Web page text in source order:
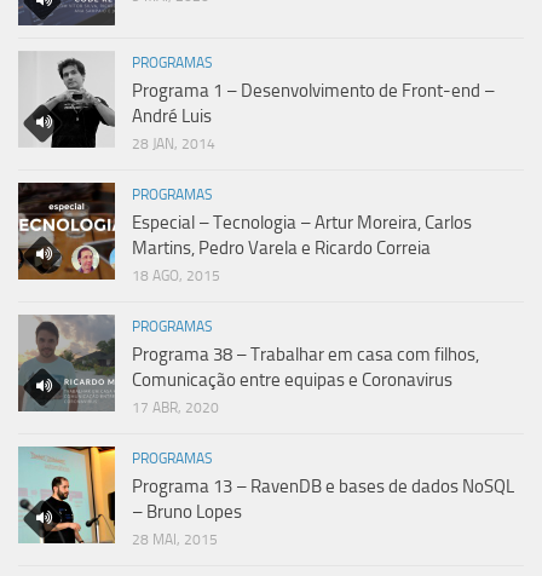
PROGRAMAS
Programa 1 – Desenvolvimento de Front-end –
André Luis
28 JAN, 2014
PROGRAMAS
Especial – Tecnologia – Artur Moreira, Carlos
Martins, Pedro Varela e Ricardo Correia
18 AGO, 2015
PROGRAMAS
Programa 38 – Trabalhar em casa com filhos,
Comunicação entre equipas e Coronavirus
17 ABR, 2020
PROGRAMAS
Programa 13 – RavenDB e bases de dados NoSQL
– Bruno Lopes
28 MAI, 2015